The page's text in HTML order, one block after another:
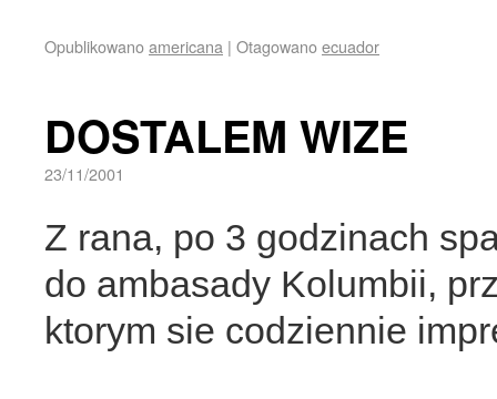
Opublikowanoamericana | Otagowanoecuador
DOSTALEM WIZE
23/11/2001
Z rana, po 3 godzinach
do ambasady Kolumbii,
ktorym sie codziennie